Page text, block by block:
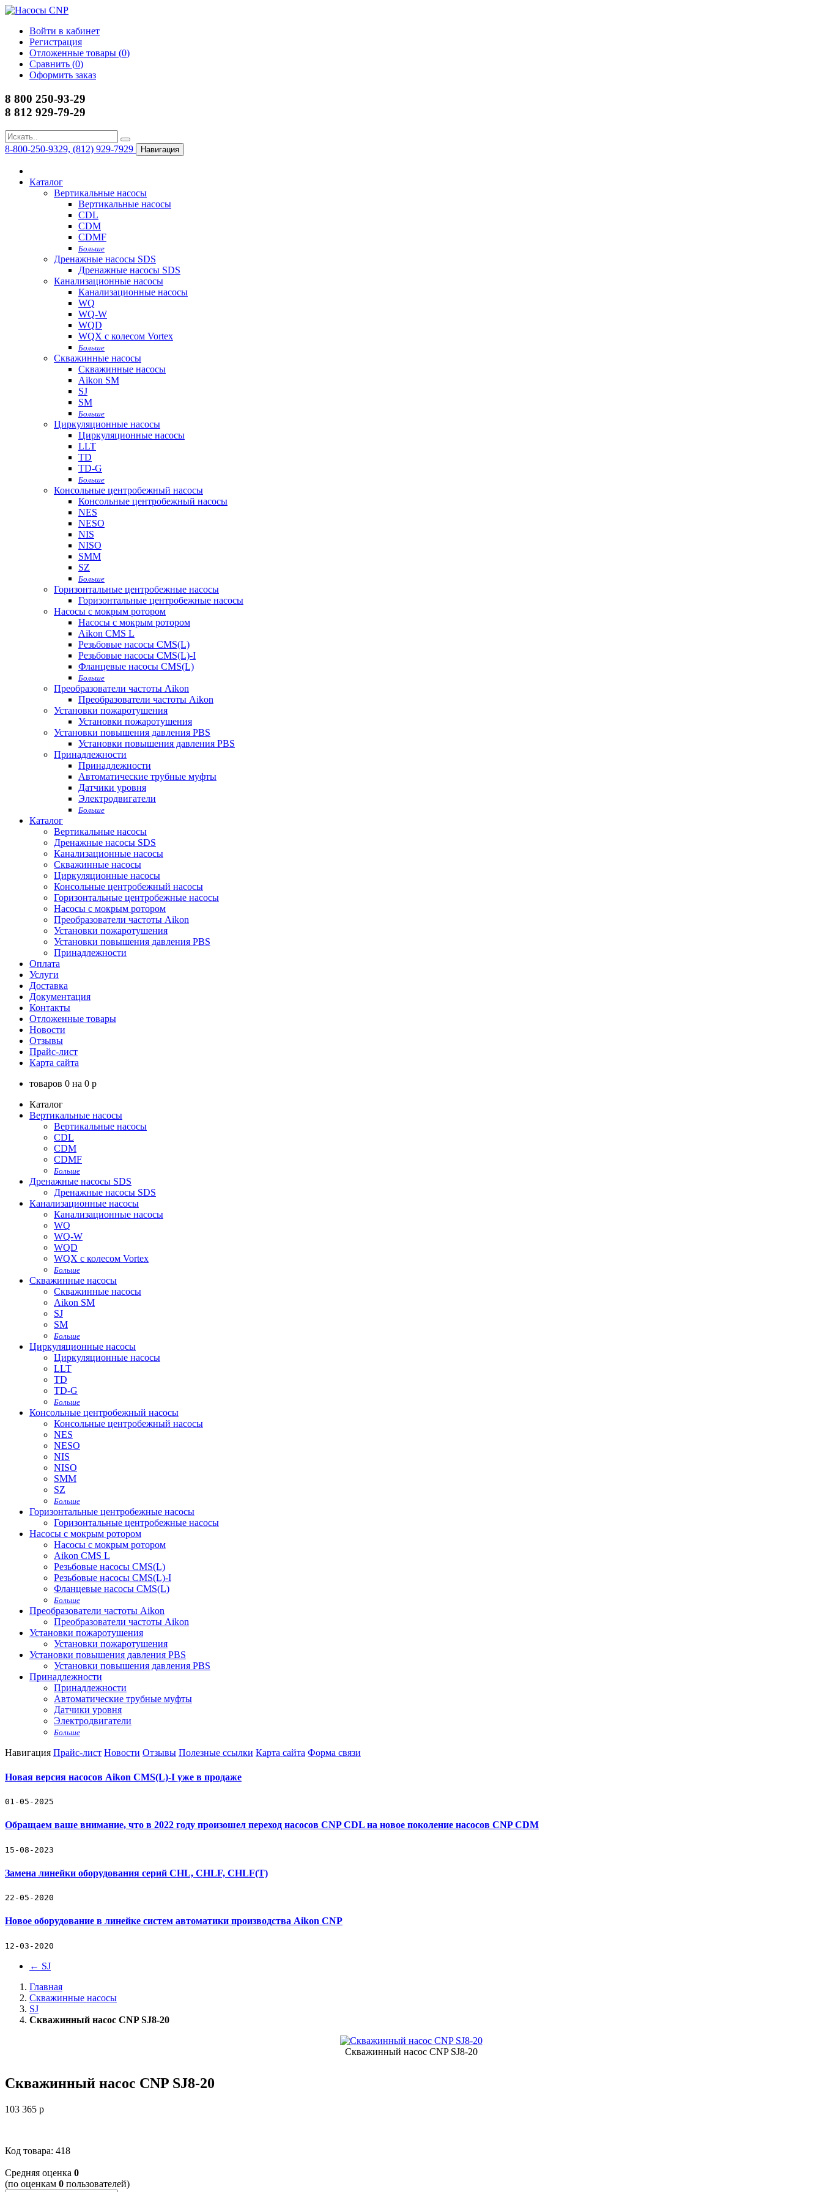
Войти в кабинет
Регистрация
Отложенные товары (0)
Сравнить (0)
Оформить заказ
8 800 250-93-29
8 812 929-79-29
8-800-250-9329, (812) 929-7929 Навигация
Каталог
Вертикальные насосы
Вертикальные насосы
CDL
CDM
CDMF
Больше
Дренажные насосы SDS
Дренажные насосы SDS
Канализационные насосы
Канализационные насосы
WQ
WQ-W
WQD
WQX с колесом Vortex
Больше
Скважинные насосы
Скважинные насосы
Aikon SM
SJ
SM
Больше
Циркуляционные насосы
Циркуляционные насосы
LLT
TD
TD-G
Больше
Консольные центробежный насосы
Консольные центробежный насосы
NES
NESO
NIS
NISO
SMM
SZ
Больше
Горизонтальные центробежные насосы
Горизонтальные центробежные насосы
Насосы с мокрым ротором
Насосы с мокрым ротором
Aikon CMS L
Резьбовые насосы CMS(L)
Резьбовые насосы CMS(L)-I
Фланцевые насосы CMS(L)
Больше
Преобразователи частоты Aikon
Преобразователи частоты Aikon
Установки пожаротушения
Установки пожаротушения
Установки повышения давления PBS
Установки повышения давления PBS
Принадлежности
Принадлежности
Автоматические трубные муфты
Датчики уровня
Электродвигатели
Больше
Каталог
Вертикальные насосы
Дренажные насосы SDS
Канализационные насосы
Скважинные насосы
Циркуляционные насосы
Консольные центробежный насосы
Горизонтальные центробежные насосы
Насосы с мокрым ротором
Преобразователи частоты Aikon
Установки пожаротушения
Установки повышения давления PBS
Принадлежности
Оплата
Услуги
Доставка
Документация
Контакты
Отложенные товары
Новости
Отзывы
Прайс-лист
Карта сайта
товаров 0 на 0 p
Каталог
Вертикальные насосы
Вертикальные насосы
CDL
CDM
CDMF
Больше
Дренажные насосы SDS
Дренажные насосы SDS
Канализационные насосы
Канализационные насосы
WQ
WQ-W
WQD
WQX с колесом Vortex
Больше
Скважинные насосы
Скважинные насосы
Aikon SM
SJ
SM
Больше
Циркуляционные насосы
Циркуляционные насосы
LLT
TD
TD-G
Больше
Консольные центробежный насосы
Консольные центробежный насосы
NES
NESO
NIS
NISO
SMM
SZ
Больше
Горизонтальные центробежные насосы
Горизонтальные центробежные насосы
Насосы с мокрым ротором
Насосы с мокрым ротором
Aikon CMS L
Резьбовые насосы CMS(L)
Резьбовые насосы CMS(L)-I
Фланцевые насосы CMS(L)
Больше
Преобразователи частоты Aikon
Преобразователи частоты Aikon
Установки пожаротушения
Установки пожаротушения
Установки повышения давления PBS
Установки повышения давления PBS
Принадлежности
Принадлежности
Автоматические трубные муфты
Датчики уровня
Электродвигатели
Больше
Навигация Прайс-лист Новости Отзывы Полезные ссылки Карта сайта Форма связи
Новая версия насосов Aikon CMS(L)-I уже в продаже
01-05-2025
Обращаем ваше внимание, что в 2022 году произошел переход насосов CNP CDL на новое поколение насосов CNP CDM
15-08-2023
Замена линейки оборудования серий CHL, CHLF, CHLF(T)
22-05-2020
Новое оборудование в линейке систем автоматики производства Aikon CNP
12-03-2020
← SJ
Главная
Скважинные насосы
SJ
Скважинный насос CNP SJ8-20
Скважинный насос CNP SJ8-20
Скважинный насос CNP SJ8-20
103 365 p
Код товара: 418
Cредняя оценка 0
(по оценкам 0 пользователей)